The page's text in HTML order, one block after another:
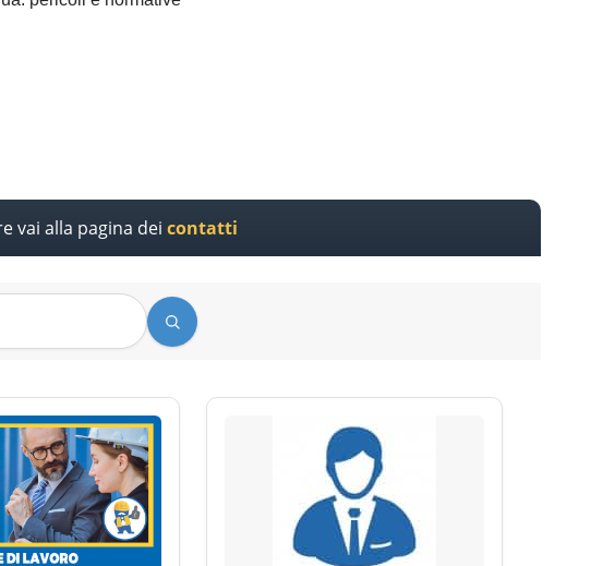
vai alla pagina dei contatti